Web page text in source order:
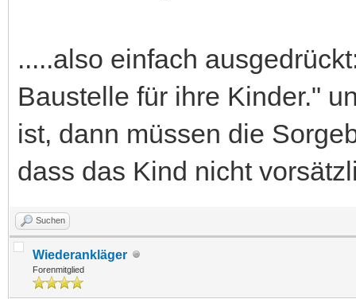
.....also einfach
Baustelle für ihre Kinder."
ist, dann müssen die
dass das Kind nicht
Suchen
Wiederankläger
Forenmitglied